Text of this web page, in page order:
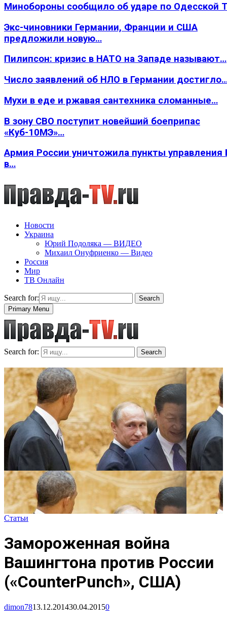
Минобороны сообщило об ударе по Одесской
Экс-чиновники Германии, Франции и США
предложили новую…
Пилипсон: кризис в НАТО на Западе называют…
Число заявлений об НЛО в Германии
Мухи в еде и ржавая сантехника сломанные…
В зону СВО поступит новейший боеприпас
«Куб-10МЭ»…
Армия России уничтожила пункты
в…
Новости
Украина
Юрий Подоляка — ВИДЕО
Михаил Онуфриенко — Видео
Россия
Мир
ТВ Онлайн
Search for:
Search
Primary Menu
Search for: Search
Статьи
Замороженная война
Вашингтона против России
(«CounterPunch», США)
dimon7813.12.201430.04.20150